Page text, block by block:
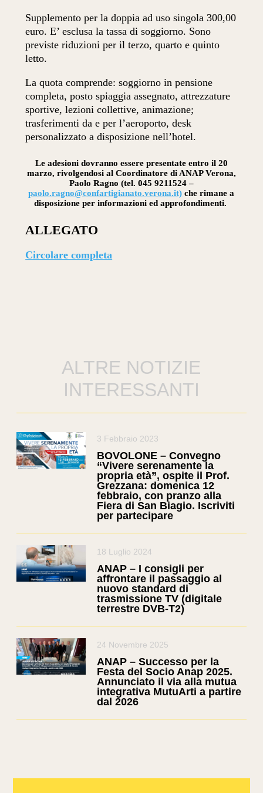
Supplemento per la doppia ad uso singola 300,00
euro. E’ esclusa la tassa di soggiorno. Sono
previste riduzioni per il terzo, quarto e quinto
letto.
La quota comprende: soggiorno in pensione
completa, posto spiaggia assegnato, attrezzature
sportive, lezioni collettive, animazione;
trasferimenti da e per l’aeroporto, desk
personalizzato a disposizione nell’hotel.
Le adesioni dovranno essere presentate entro il 20
marzo, rivolgendosi al Coordinatore di ANAP Verona,
Paolo Ragno (tel. 045 9211524 –
paolo.ragno@confartigianato.verona.it) che rimane a
disposizione per informazioni ed approfondimenti.
ALLEGATO
Circolare completa
ALTRE NOTIZIE
INTERESSANTI
3 Febbraio 2023
BOVOLONE – Convegno
“Vivere serenamente la
propria età”, ospite il Prof.
Grezzana: domenica 12
febbraio, con pranzo alla
Fiera di San Biagio. Iscriviti
per partecipare
18 Luglio 2024
ANAP – I consigli per
affrontare il passaggio al
nuovo standard di
trasmissione TV (digitale
terrestre DVB-T2)
24 Novembre 2025
ANAP – Successo per la
Festa del Socio Anap 2025.
Annunciato il via alla mutua
integrativa MutuArti a partire
dal 2026